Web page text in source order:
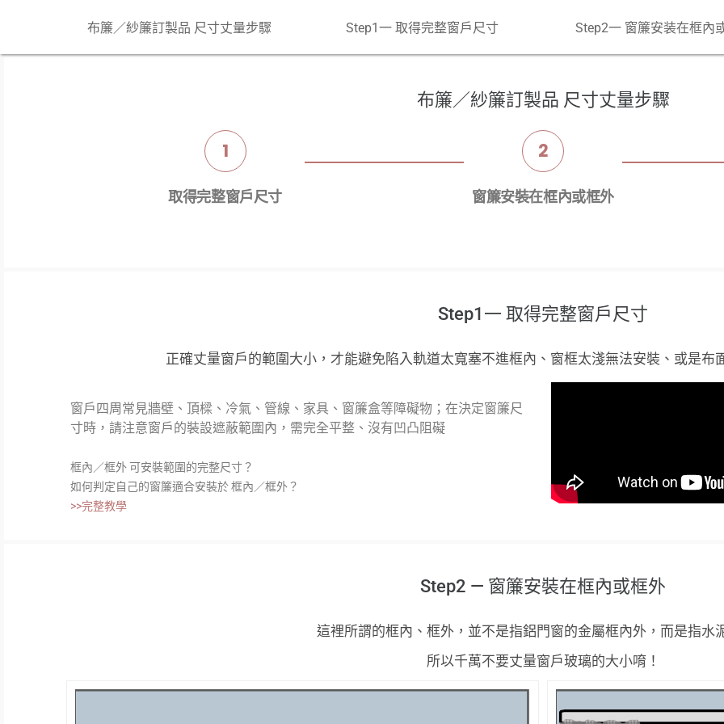
布簾／紗簾訂製品 尺寸丈量步驟 Step1一 取得完整窗戶尺寸 Step2一 窗簾安装在框內
布簾／紗簾訂製品 尺寸丈量步驟
1
取得完整窗戶尺寸
2
窗簾安裝在框內或框外
Step1一 取得完整窗戶尺寸
正確丈量窗戶的範圍大小，才能避免陷入軌道太寬塞不進框內、窗框太淺無法安裝、或是布
窗戶四周常見牆壁、頂樑、冷氣、管線、家具、窗簾盒等障礙物；在決定窗簾尺
寸時，請注意窗戶的裝設遮蔽範圍內，需完全平整、沒有凹凸阻礙
框內／框外 可安裝範圍的完整尺寸？
如何判定自己的窗簾適合安裝於 框內／框外？
>>完整教學
Step2 — 窗簾安裝在框內或框外
這裡所謂的框內、框外，並不是指鋁門窗的金屬框內外，而是指水
所以千萬不要丈量窗戶玻璃的大小唷！